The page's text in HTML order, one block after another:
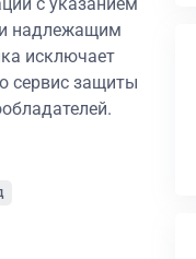
и надлежащим
исключает
сервис защиты